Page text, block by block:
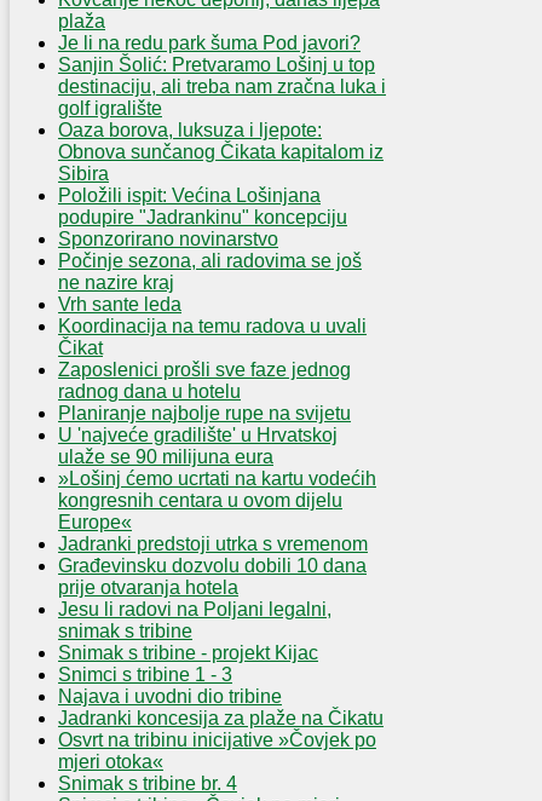
plaža
Je li na redu park šuma Pod javori?
Sanjin Šolić: Pretvaramo Lošinj u top
destinaciju, ali treba nam zračna luka i
golf igralište
Oaza borova, luksuza i ljepote:
Obnova sunčanog Čikata kapitalom iz
Sibira
Položili ispit: Većina Lošinjana
podupire "Jadrankinu" koncepciju
Sponzorirano novinarstvo
Počinje sezona, ali radovima se još
ne nazire kraj
Vrh sante leda
Koordinacija na temu radova u uvali
Čikat
Zaposlenici prošli sve faze jednog
radnog dana u hotelu
Planiranje najbolje rupe na svijetu
U 'najveće gradilište' u Hrvatskoj
ulaže se 90 milijuna eura
»Lošinj ćemo ucrtati na kartu vodećih
kongresnih centara u ovom dijelu
Europe«
Jadranki predstoji utrka s vremenom
Građevinsku dozvolu dobili 10 dana
prije otvaranja hotela
Jesu li radovi na Poljani legalni,
snimak s tribine
Snimak s tribine - projekt Kijac
Snimci s tribine 1 - 3
Najava i uvodni dio tribine
Jadranki koncesija za plaže na Čikatu
Osvrt na tribinu inicijative »Čovjek po
mjeri otoka«
Snimak s tribine br. 4